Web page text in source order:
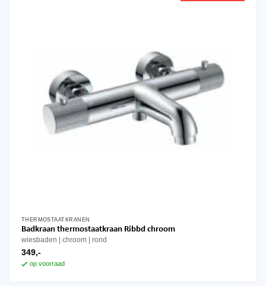
THERMOSTAATKRANEN
Badkraan thermostaatkraan Ribbd chroom
wiesbaden chroom rond
349,-
op voorraad